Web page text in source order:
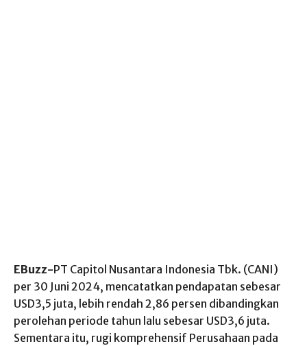
EBuzz-PT Capitol Nusantara Indonesia Tbk. (CANI)
per 30 Juni 2024, mencatatkan pendapatan sebesar
USD3,5 juta, lebih rendah 2,86 persen dibandingkan
perolehan periode tahun lalu sebesar USD3,6 juta.
Sementara itu, rugi komprehensif Perusahaan pada